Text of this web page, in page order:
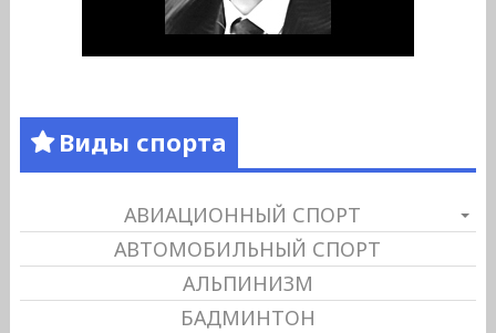
Виды спорта
АВИАЦИОННЫЙ СПОРТ
АВТОМОБИЛЬНЫЙ СПОРТ
АЛЬПИНИЗМ
БАДМИНТОН